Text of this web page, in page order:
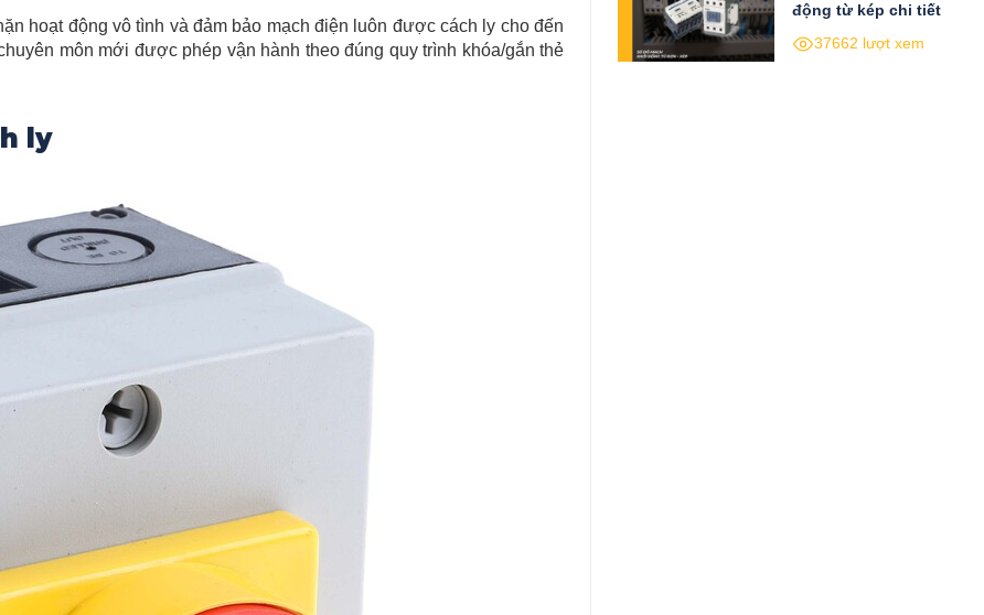
hoạt động vô tình và đảm bảo mạch điện luôn được cách ly cho đến
môn mới được phép vận hành theo đúng quy trình khóa/gắn thẻ
ly
động từ kép chi tiết
37662 lượt xem